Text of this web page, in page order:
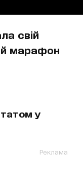
свій
марафон
у
Реклама